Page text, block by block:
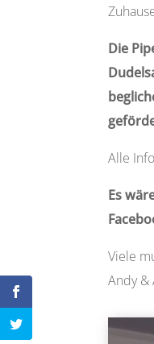
Die
Alle
Es
Viele
Andy &